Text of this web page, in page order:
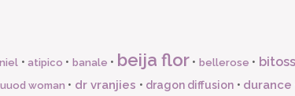
•atipico • banale • beija flor • bellerose •
woman • dr vranjies • dragon diffusion • durance